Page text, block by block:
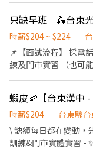
時薪$204 ~ $224
📌【面試流程】 採電
練及門市實習 （也可
護作業 一天會跑2-4
需要到有人店支援理貨
明】 ☑︎早班：07:00 -
時薪$204
台東縣
\ 缺額每日都在變動，
訓練&門市實體實習 -